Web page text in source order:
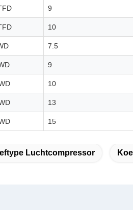
9
10
7.5
9
10
13
15
Luchtcompressor